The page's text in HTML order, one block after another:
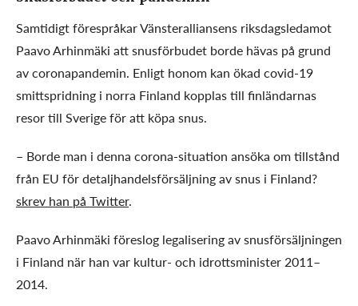
Samtidigt förespråkar Vänsteralliansens riksdagsledamot
Paavo Arhinmäki att snusförbudet borde hävas på grund
av coronapandemin. Enligt honom kan ökad covid-19
smittspridning i norra Finland kopplas till finländarnas
resor till Sverige för att köpa snus.
– Borde man i denna corona-situation ansöka om tillstånd
från EU för detaljhandelsförsäljning av snus i Finland?
skrev han på Twitter.
Paavo Arhinmäki föreslog legalisering av snusförsäljningen
i Finland när han var kultur- och idrottsminister 2011–
2014.